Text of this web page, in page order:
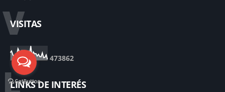
V
VISITAS
473862
LINKS DE INTERÉS